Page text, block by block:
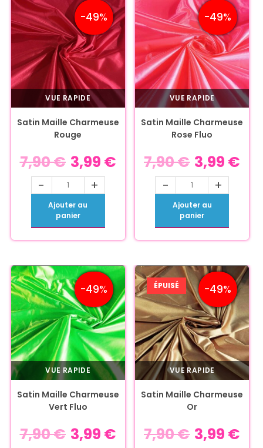
-49%
VUE RAPIDE
Satin Maille Charmeuse
Rouge
7,90€ 3,99 €
- +
Ajouter au
panier
-49%
VUE RAPIDE
Satin Maille Charmeuse
Rose Fluo
7,90€ 3,99 €
- +
Ajouter au
panier
-49%
VUE RAPIDE
Satin Maille Charmeuse
Vert Fluo
7,90€ 3,99 €
-49%
ÉPUISÉ
VUE RAPIDE
Satin Maille Charmeuse
Or
7,90€ 3,99 €